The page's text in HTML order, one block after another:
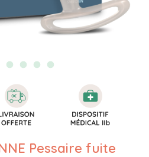
Pessaire fuite